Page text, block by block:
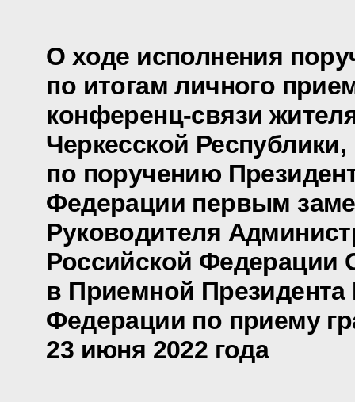
О ходе исполнения
по итогам личного
конференц-связи
Черкесской
по поручению
Федерации первым
Руководителя
Российской Федерации
в Приемной Президента
Федерации по приему
23 июня 2022 года